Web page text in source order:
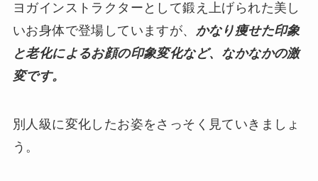
ヨガインストラクターとして鍛え上げられた美し
いお身体で登場していますが、 かなり痩せた印象
と老化によるお顔の印象変化など、なかなかの激
変です。
別人級に変化したお姿をさっそく見ていきましょ
う。